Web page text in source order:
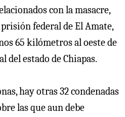
con la masacre,
federal de El Amate,
65 kilómetros al oeste de
del estado de Chiapas.
hay otras 32 condenadas
las que aun debe